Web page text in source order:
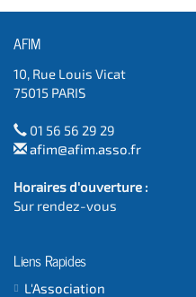
AFIM
10, Rue Louis Vicat
75015 PARIS
01 56 56 29 29
afim@afim.asso.fr
Horaires d'ouverture :
Sur rendez-vous
Liens Rapides
L'Association